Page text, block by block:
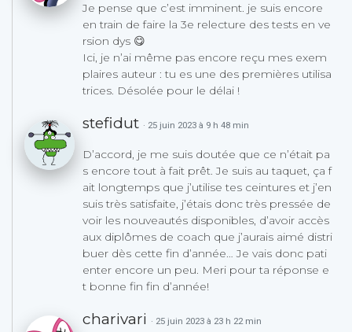
Je pense que c’est imminent. je suis encore
en train de faire la 3e relecture des tests en ve
rsion dys 😋
Ici, je n’ai même pas encore reçu mes exem
plaires auteur : tu es une des premières utilisa
trices. Désolée pour le délai !
stefidut · 25 juin 2023 à 9 h 48 min
D’accord, je me suis doutée que ce n’était pa
s encore tout à fait prêt. Je suis au taquet, ça f
ait longtemps que j’utilise tes ceintures et j’en
suis très satisfaite, j’étais donc très pressée de
voir les nouveautés disponibles, d’avoir accès
aux diplômes de coach que j’aurais aimé distri
buer dès cette fin d’année… Je vais donc pati
enter encore un peu. Meri pour ta réponse e
t bonne fin fin d’année!
charivari · 25 juin 2023 à 23 h 22 min